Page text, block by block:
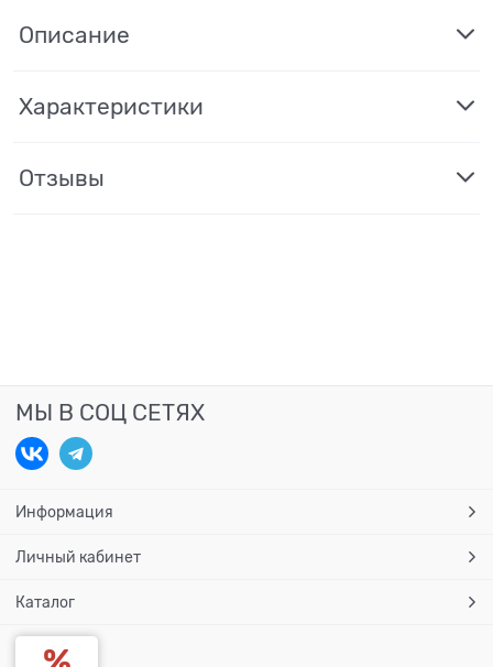
Описание
Характеристики
Отзывы
МЫ В СОЦ СЕТЯХ
Информация
Личный кабинет
Каталог